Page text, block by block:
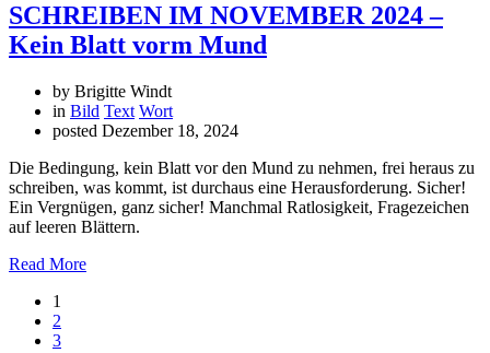
SCHREIBEN IM NOVEMBER 2024 –
Kein Blatt vorm Mund
by Brigitte Windt
in Bild Text Wort
posted Dezember 18, 2024
Die Bedingung, kein Blatt vor den Mund zu nehmen, frei heraus zu
schreiben, was kommt, ist durchaus eine Herausforderung. Sicher!
Ein Vergnügen, ganz sicher! Manchmal Ratlosigkeit, Fragezeichen
auf leeren Blättern.
Read More
1
2
3